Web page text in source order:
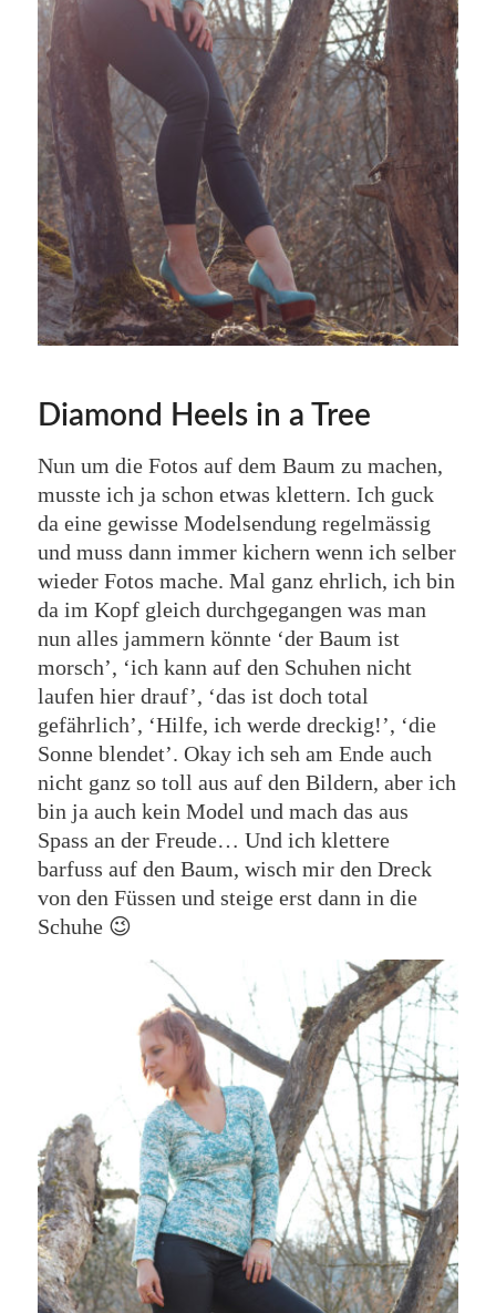
Diamond Heels in a Tree
Nun um die Fotos auf dem Baum zu machen,
musste ich ja schon etwas klettern. Ich guck
da eine gewisse Modelsendung regelmässig
und muss dann immer kichern wenn ich selber
wieder Fotos mache. Mal ganz ehrlich, ich bin
da im Kopf gleich durchgegangen was man
nun alles jammern könnte ‘der Baum ist
morsch’, ‘ich kann auf den Schuhen nicht
laufen hier drauf’, ‘das ist doch total
gefährlich’, ‘Hilfe, ich werde dreckig!’, ‘die
Sonne blendet’. Okay ich seh am Ende auch
nicht ganz so toll aus auf den Bildern, aber ich
bin ja auch kein Model und mach das aus
Spass an der Freude… Und ich klettere
barfuss auf den Baum, wisch mir den Dreck
von den Füssen und steige erst dann in die
Schuhe 😉